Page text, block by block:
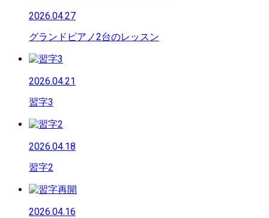
2026.04.27
グランドピアノ2台のレッスン
2026.04.21
習字3
2026.04.18
習字2
2026.04.16